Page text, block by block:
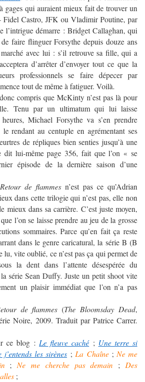
gages qui auraient mieux fait de trouver un
Fidel Castro, JFK ou Vladimir Poutine, par
l’intrigue démarre : Bridget Callaghan, qui
de faire flinguer Forsythe depuis douze ans
avec lui : s’il retrouve sa fille, qui a
d’arrêter d’envoyer tout ce que la
professionnels se faire dépecer par
tout de même à fatiguer. Voilà.
compris que McKinty n’est pas là pour
Tenu par un ultimatum qui lui laisse
Michael Forsythe va s’en prendre
rendant au centuple en agrémentant ses
de répliques bien senties jusqu’à une
lui-même page 356, fait que l’on « se
épisode de la dernière saison d’une
Retour de flammes n’est pas ce qu’Adrian
dans cette trilogie qui n’est pas, elle non
mieux dans sa carrière. C’est juste moyen,
l’on se laisse prendre au jeu de la grosse
sommaires. Parce qu’en fait ça reste
dans le genre caricatural, la série B (B
lu, vite oublié, ce n’est pas ça qui permet de
la dent dans l’attente désespérée du
série Sean Duffy. Juste un petit shoot vite
un plaisir immédiat que l’on n’a pas
de flammes (The Bloomsday Dead,
Noire, 2009. Traduit par Patrice Carrer.
ce blog : Le fleuve caché ; Une terre si
les sirènes ; La Chaîne; Ne me
; Ne me cherche pas demain ; Des
;